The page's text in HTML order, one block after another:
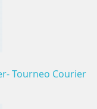
Tourneo Courier